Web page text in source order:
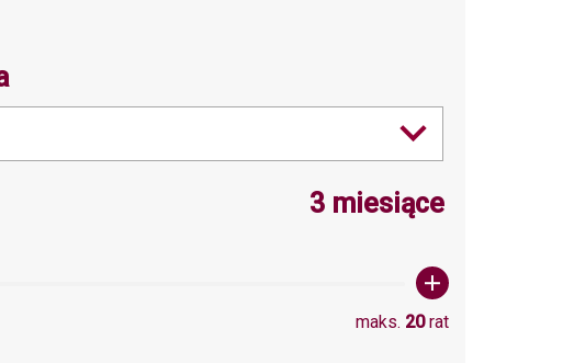
wartość 3, Maksymalna wartośc: 20
3 miesiące
maks. 20rat